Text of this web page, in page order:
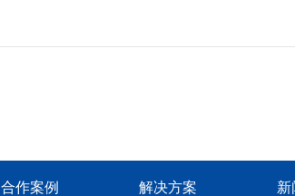
合作案例 解决方案 新